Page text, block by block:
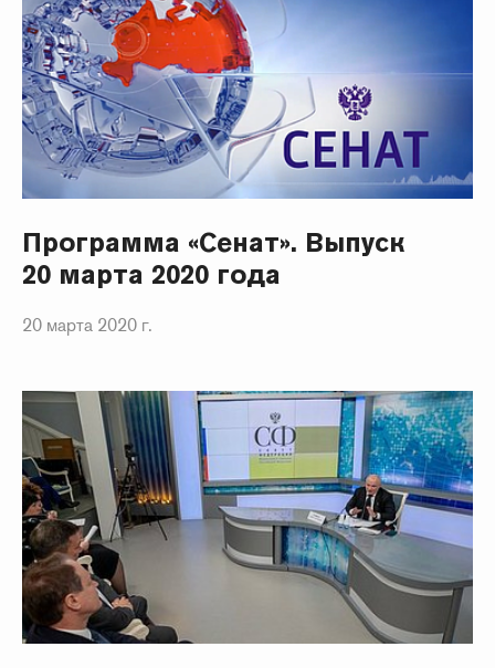
Программа «Сенат». Выпуск
20 марта 2020 года
20 марта 2020 г.